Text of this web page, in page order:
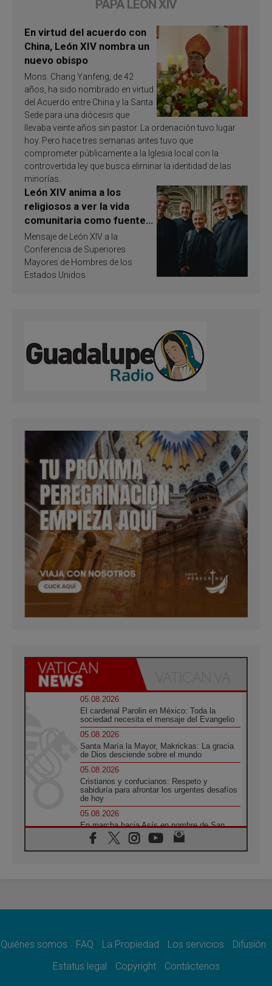
PAPA LEÓN XIV
En virtud del acuerdo con
China, León XIV nombra un
nuevo obispo
Mons. Chang Yanfeng, de 42
años, ha sido nombrado en virtud
del Acuerdo entre China y la Santa
Sede para una diócesis que
llevaba veinte años sin pastor. La ordenación tuvo lugar
hoy. Pero hace tres semanas antes tuvo que
comprometer públicamente a la Iglesia local con la
controvertida ley que busca eliminar la identidad de las
minorías.
León XIV anima a los
religiosos a ver la vida
comunitaria como fuente
de inspiración y
santificación
Mensaje de León XIV a la
Conferencia de Superiores
Mayores de Hombres de los
Estados Unidos
05.08.2026
El cardenal Parolin en México: Toda la
sociedad necesita el mensaje del Evangelio
05.08.2026
Santa María la Mayor, Makrickas: La gracia
de Dios desciende sobre el mundo
05.08.2026
Cristianos y confucianos: Respeto y
sabiduría para afrontar los urgentes desafíos
de hoy
05.08.2026
En marcha hacia Asís en nombre de San
Francisco, a la espera de León
05.08.2026
quienes bendicen la guerra
Ucrania: Ataque masivo en Kyiv durante la
noche
Quiénes somos FAQ La Propiedad Los servicios
Difusión
Estatus legal
Copyright Contáctenos